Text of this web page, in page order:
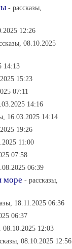
- рассказы,
12:26
08.10.2025
14:13
15:23
07:11
14:16
16.03.2025 14:14
19:26
11:00
07:58
06:39
море - рассказы,
18.11.2025 06:36
06:37
08.10.2025 12:03
08.10.2025 12:56